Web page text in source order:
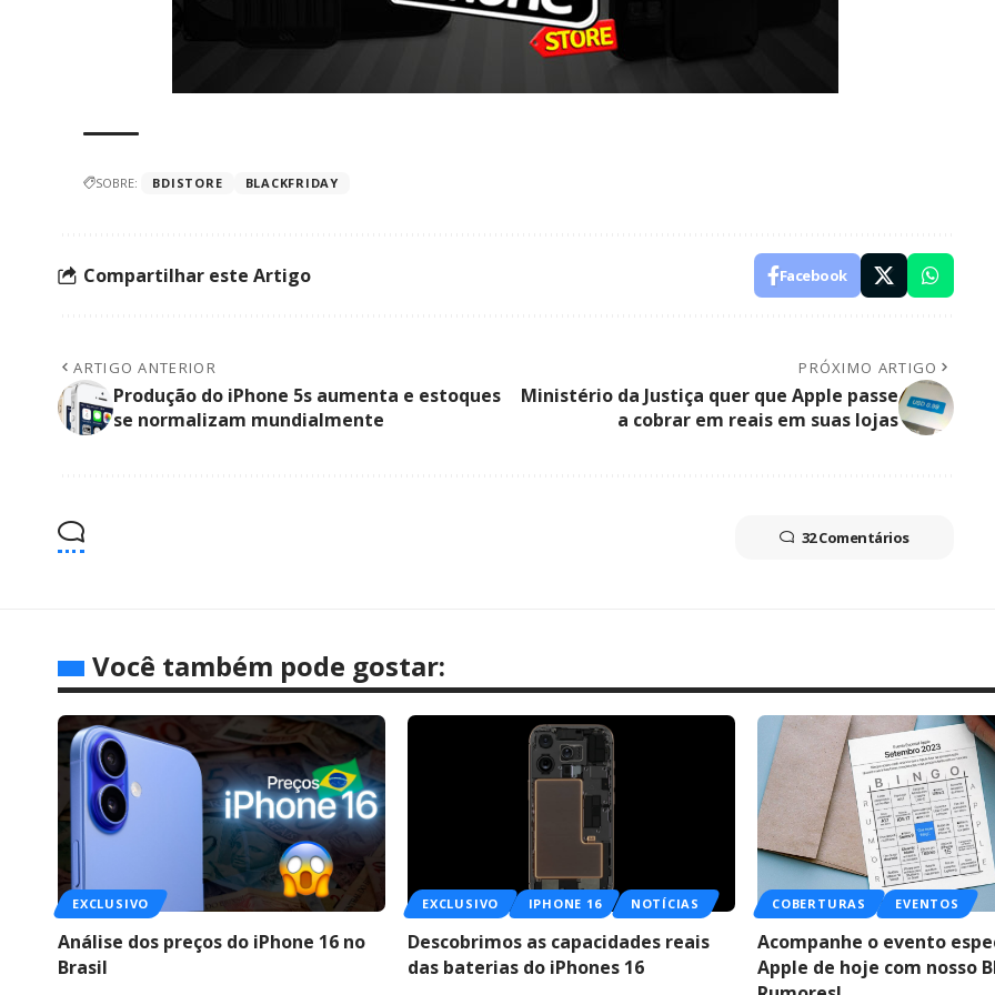
SOBRE: BDISTORE BLACKFRIDAY
Compartilhar este Artigo Facebook
ARTIGO ANTERIOR
Produção do iPhone 5s aumenta e estoques
se normalizam mundialmente
PRÓXIMO ARTIGO
Ministério da Justiça quer que Apple passe
a cobrar em reais em suas lojas
32 Comentários
Você também pode gostar:
EXCLUSIVO
Análise dos preços do iPhone 16 no
Brasil
EXCLUSIVO IPHONE 16 NOTÍCIAS
Descobrimos as capacidades reais
das baterias do iPhones 16
COBERTURAS EVENTOS
Acompanhe o evento
Apple de hoje com nosso